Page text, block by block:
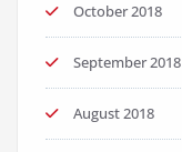
October 2018
September 2018
August 2018